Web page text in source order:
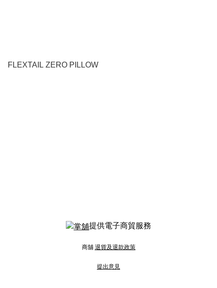
FLEXTAIL ZERO PILLOW
提供電子商貿服務
商舖 退貨及退款政策
提出意見